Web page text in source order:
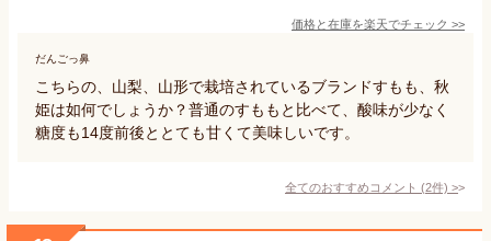
価格と在庫を楽天でチェック >>
だんごっ鼻
こちらの、山梨、山形で栽培されているブランドすもも、秋
姫は如何でしょうか？普通のすももと比べて、酸味が少なく
糖度も14度前後ととても甘くて美味しいです。
全てのおすすめコメント (2件) >